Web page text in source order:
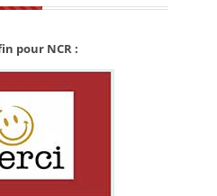
pour NCR :